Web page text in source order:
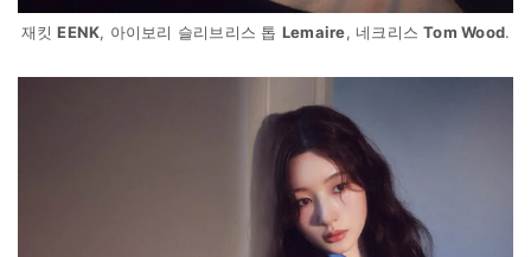
재킷EENK, 아이보리 슬리브리스 톱 Lemaire, 네크리스Tom Wood.